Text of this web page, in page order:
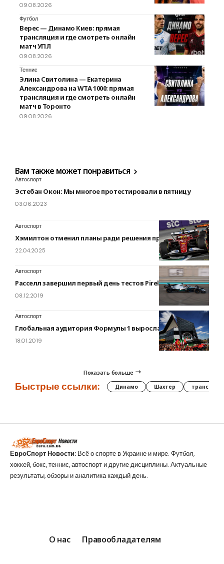
09.08.2026
Футбол
Верес — Динамо Киев: прямая
трансляция и где смотреть онлайн
матч УПЛ
09.08.2026
Теннис
Элина Свитолина — Екатерина
Александрова на WTA 1000: прямая
трансляция и где смотреть онлайн
матч в Торонто
09.08.2026
Вам также может понравиться
Автоспорт
Эстебан Окон: Мы многое протестировали в пятницу
03.06.2023
Автоспорт
Хэмилтон отменил планы ради решения проблем с SF-25
22.04.2025
Автоспорт
Расселл завершил первый день тестов Pirelli в Абу-Даби
08.12.2019
Автоспорт
Глобальная аудитория Формулы 1 выросла на 10%
18.01.2019
Показать больше
Быстрые ссылки: Динамо Шахтер трансферы
ЕвроСпорт Новости: Всё о спорте в Украине и мире. Футбол,
хоккей, бокс, теннис, автоспорт и другие дисциплины. Актуальные
результаты, обзоры и аналитика каждый день.
О нас Правообладателям